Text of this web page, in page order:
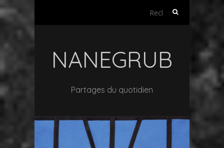
Rechercher :
NANEGRUB
Partages du quotidien